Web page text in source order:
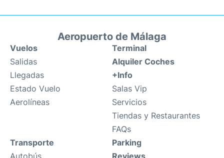
Aeropuerto de Málaga
Vuelos
Salidas
Llegadas
Estado Vuelo
Aerolíneas
Terminal
Alquiler Coches
+Info
Salas Vip
Servicios
Tiendas y Restaurantes
FAQs
Transporte
Autobús
Parking
Reviews